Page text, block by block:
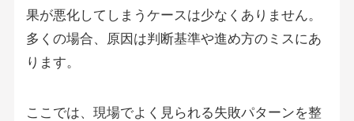
果が悪化してしまうケースは少なくありません。
多くの場合、原因は判断基準や進め方のミスにあ
ります。
ここでは、現場でよく見られる失敗パターンを整